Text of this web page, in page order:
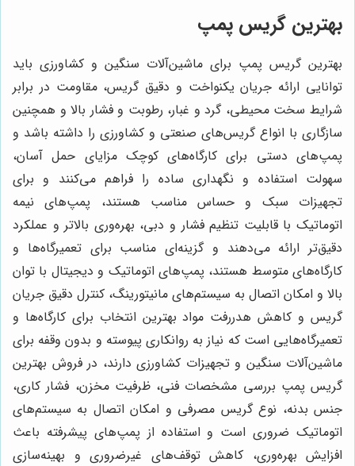
بهترین گریس پمپ
بهترین گریس پمپ برای ماشین‌آلات سنگین و کشاورزی باید
توانایی ارائه جریان یکنواخت و دقیق گریس، مقاومت در برابر
شرایط سخت محیطی، گرد و غبار، رطوبت و فشار بالا و همچنین
سازگاری با انواع گریس‌های صنعتی و کشاورزی را داشته باشد و
پمپ‌های دستی برای کارگاه‌های کوچک مزایای حمل آسان،
سهولت استفاده و نگهداری ساده را فراهم می‌کنند و برای
تجهیزات سبک و حساس مناسب هستند، پمپ‌های نیمه
اتوماتیک با قابلیت تنظیم فشار و دبی، بهره‌وری بالاتر و عملکرد
دقیق‌تر ارائه می‌دهند و گزینه‌ای مناسب برای تعمیرگاه‌ها و
کارگاه‌های متوسط هستند، پمپ‌های اتوماتیک و دیجیتال با توان
بالا و امکان اتصال به سیستم‌های مانیتورینگ، کنترل دقیق جریان
گریس و کاهش هدررفت مواد بهترین انتخاب برای کارگاه‌ها و
تعمیرگاه‌هایی است که نیاز به روانکاری پیوسته و بدون وقفه برای
ماشین‌آلات سنگین و تجهیزات کشاورزی دارند، در فروش بهترین
گریس پمپ بررسی مشخصات فنی، ظرفیت مخزن، فشار کاری،
جنس بدنه، نوع گریس مصرفی و امکان اتصال به سیستم‌های
اتوماتیک ضروری است و استفاده از پمپ‌های پیشرفته باعث
افزایش بهره‌وری، کاهش توقف‌های غیرضروری و بهینه‌سازی